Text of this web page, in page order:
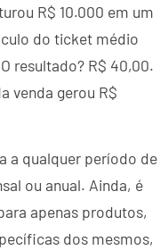
R$ 10.000 em um
do ticket médio
resultado? R$ 40,00.
venda gerou R$
a qualquer período de
ou anual. Ainda, é
apenas produtos,
dos mesmos,